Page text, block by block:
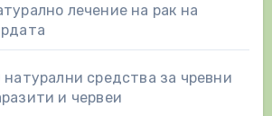
лечение на рак на
натурални средства за чревни
и червеи